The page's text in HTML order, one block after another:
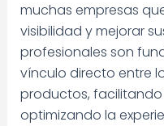
muchas empresas
visibilidad y mejorar
profesionales son
vínculo directo entre
productos,
optimizando la